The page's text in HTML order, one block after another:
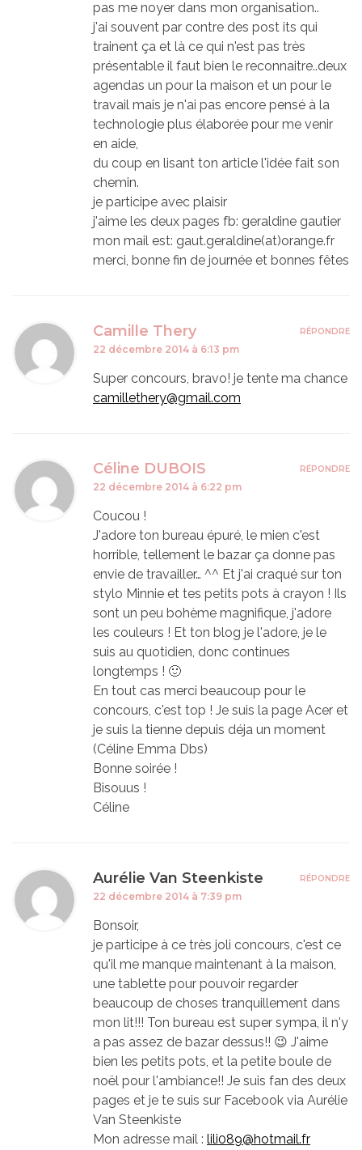
pas me noyer dans mon organisation..
j'ai souvent par contre des post its qui
trainent ça et là ce qui n'est pas très
présentable il faut bien le reconnaitre..deux
agendas un pour la maison et un pour le
travail mais je n'ai pas encore pensé à la
technologie plus élaborée pour me venir
en aide,
du coup en lisant ton article l'idée fait son
chemin.
je participe avec plaisir
j'aime les deux pages fb: geraldine gautier
mon mail est: gaut.geraldine(at)orange.fr
merci, bonne fin de journée et bonnes fêtes
Camille Thery
22 décembre 2014 à 6:13 pm
Super concours, bravo! je tente ma chance
camillethery@gmail.com
RÉPONDRE
Céline DUBOIS
22 décembre 2014 à 6:22 pm
Coucou !
J'adore ton bureau épuré, le mien c'est
horrible, tellement le bazar ça donne pas
envie de travailler… ^^ Et j'ai craqué sur ton
stylo Minnie et tes petits pots à crayon ! Ils
sont un peu bohème magnifique, j'adore
les couleurs ! Et ton blog je l'adore, je le
suis au quotidien, donc continues
longtemps ! 🙂
En tout cas merci beaucoup pour le
concours, c'est top ! Je suis la page Acer et
je suis la tienne depuis déja un moment
(Céline Emma Dbs)
Bonne soirée !
Bisouus !
Céline
RÉPONDRE
Aurélie Van Steenkiste
22 décembre 2014 à 7:39 pm
Bonsoir,
je participe à ce très joli concours, c'est ce
qu'il me manque maintenant à la maison,
une tablette pour pouvoir regarder
beaucoup de choses tranquillement dans
mon lit!!! Ton bureau est super sympa, il n'y
a pas assez de bazar dessus!! 😉 J'aime
bien les petits pots, et la petite boule de
noël pour l'ambiance!! Je suis fan des deux
pages et je te suis sur Facebook via Aurélie
Van Steenkiste
Mon adresse mail : lili089@hotmail.fr
RÉPONDRE